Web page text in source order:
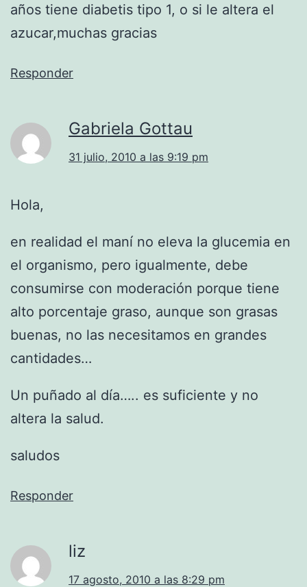
años tiene diabetis tipo 1, o si le altera el
azucar,muchas gracias
Responder
Gabriela Gottau
31 julio, 2010 a las 9:19 pm
Hola,
en realidad el maní no eleva la glucemia en
el organismo, pero igualmente, debe
consumirse con moderación porque tiene
alto porcentaje graso, aunque son grasas
buenas, no las necesitamos en grandes
cantidades…
Un puñado al día….. es suficiente y no
altera la salud.
saludos
Responder
liz
17 agosto, 2010 a las 8:29 pm